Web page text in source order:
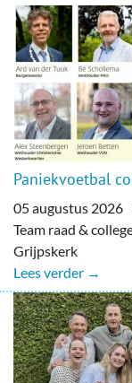
Paniekvoetbal
05 augustus 2026
Team raad &
Grijpskerk
Lees verder →